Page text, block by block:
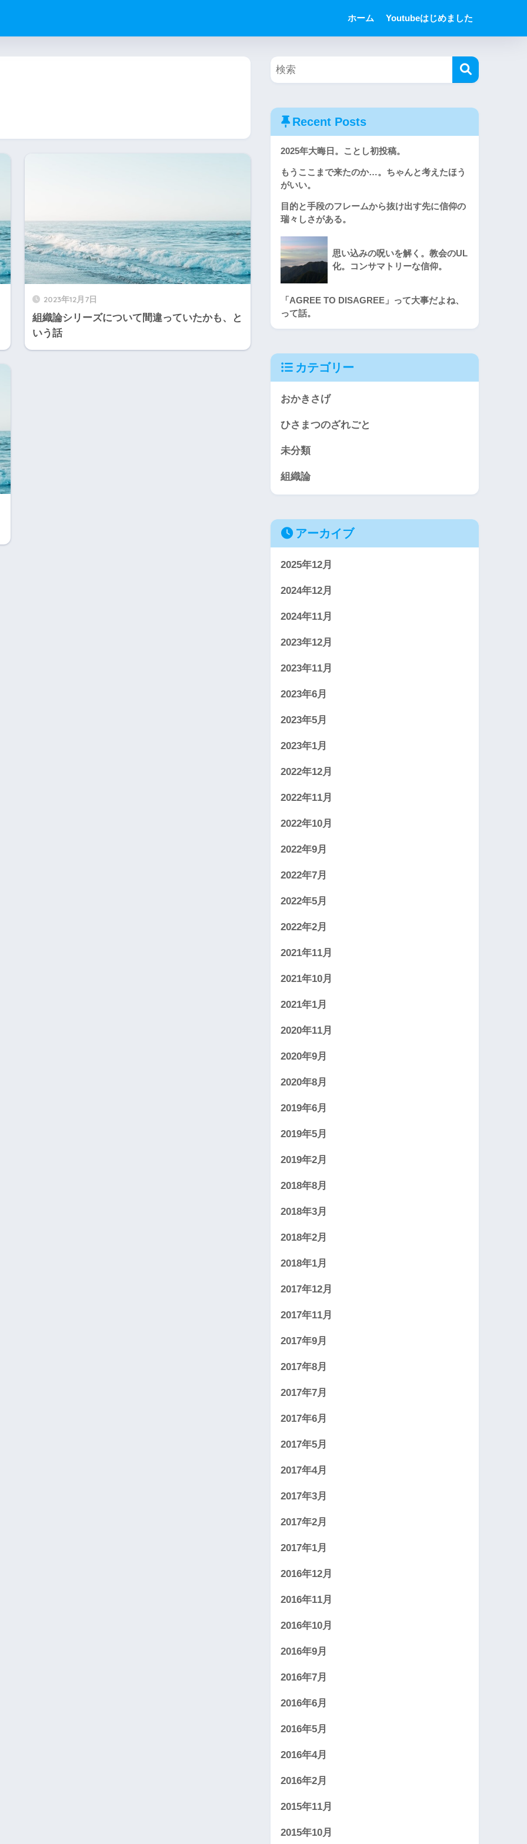
ホーム Youtubeはじめました
2023年12月7日
組織論シリーズについて間違っていたかも、と
いう話
Recent Posts
2025年大晦日。ことし初投稿。
もうここまで来たのか…。ちゃんと考えたほう
がいい。
目的と手段のフレームから抜け出す先に信仰の
瑞々しさがある。
思い込みの呪いを解く。教会のUL
化。コンサマトリーな信仰。
「AGREE TO DISAGREE」って大事だよね、
って話。
カテゴリー
おかきさげ
ひさまつのざれごと
未分類
組織論
アーカイブ
2025年12月
2024年12月
2024年11月
2023年12月
2023年11月
2023年6月
2023年5月
2023年1月
2022年12月
2022年11月
2022年10月
2022年9月
2022年7月
2022年5月
2022年2月
2021年11月
2021年10月
2021年1月
2020年11月
2020年9月
2020年8月
2019年6月
2019年5月
2019年2月
2018年8月
2018年3月
2018年2月
2018年1月
2017年12月
2017年11月
2017年9月
2017年8月
2017年7月
2017年6月
2017年5月
2017年4月
2017年3月
2017年2月
2017年1月
2016年12月
2016年11月
2016年10月
2016年9月
2016年7月
2016年6月
2016年5月
2016年4月
2016年2月
2015年11月
2015年10月